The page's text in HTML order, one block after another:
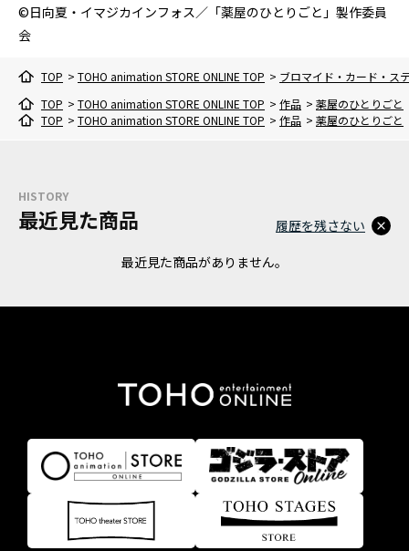
©日向夏・イマジカインフォス／「薬屋のひとりごと」製作委員
会
TOP > TOHO animation STORE ONLINE TOP > ブロマイド・カード・ス
TOP > TOHO animation STORE ONLINE TOP > 作品 > 薬屋のひとりごと
TOP > TOHO animation STORE ONLINE TOP > 作品 > 薬屋のひとりごと
HISTORY
最近見た商品
最近見た商品がありません。
履歴を残さない